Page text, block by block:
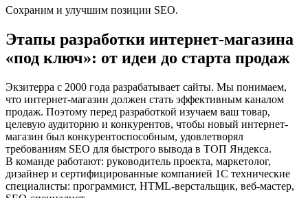
Сохраним и улучшим позиции SEO.
Этапы разработки интернет-магазина
«под ключ»: от идеи до старта продаж
Экзитерра с 2000 года разрабатывает сайты. Мы понимаем,
что интернет-магазин должен стать эффективным каналом
продаж. Поэтому перед разработкой изучаем ваш товар,
целевую аудиторию и конкурентов, чтобы новый интернет-
магазин был конкурентоспособным, удовлетворял
требованиям SEO для быстрого вывода в ТОП Яндекса.
В команде работают: руководитель проекта, маркетолог,
дизайнер и сертифицированные компанией 1С технические
специалисты: программист, HTML-верстальщик, веб-мастер,